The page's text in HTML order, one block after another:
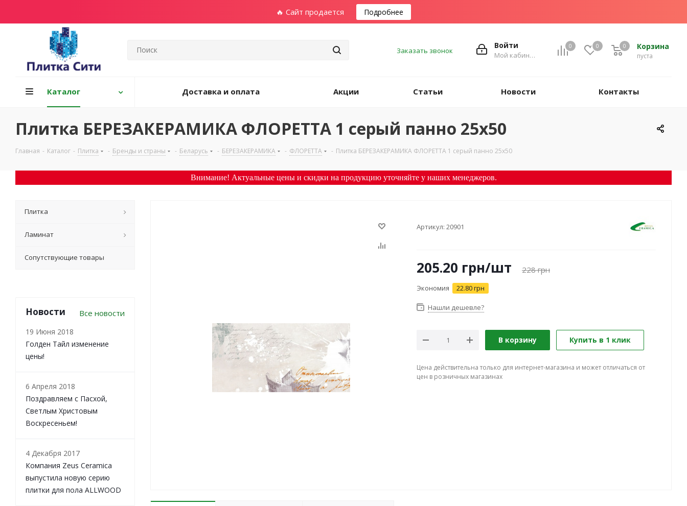
🔥 Сайт продается Подробнее
0 0 Корзина
пуста
0
Войти
Мой кабинет
Заказать звонок
Каталог Доставка и оплата Акции Статьи Новости Контакты
Плитка БЕРЕЗАКЕРАМИКА ФЛОРЕТТА 1 серый панно 25х50
Главная - Каталог - Плитка - Бренды и страны - Беларусь - БЕРЕЗАКЕРАМИКА - ФЛОРЕТТА - Плитка БЕРЕЗАКЕРАМИКА ФЛОРЕТТА 1 серый панно 25х50
Внимание! Актуальные цены и скидки на продукцию уточняйте у наших менеджеров.
Артикул: 20901
205.20 грн/шт 228грн
Экономия 22.80 грн
Нашли дешевле?
В корзину Купить в 1 клик
Цена действительна только для интернет-магазина и может отличаться от
цен в розничных магазинах
Плитка
Ламинат
Сопутствующие товары
Новости Все новости
19 Июня 2018
Голден Тайл изменение
цены!
6 Апреля 2018
Поздравляем с Пасхой,
Светлым Христовым
Воскресеньем!
4 Декабря 2017
Компания Zeus Ceramica
выпустила новую серию
плитки для пола ALLWOOD